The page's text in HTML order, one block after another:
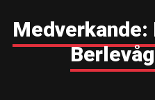
Medverkande: